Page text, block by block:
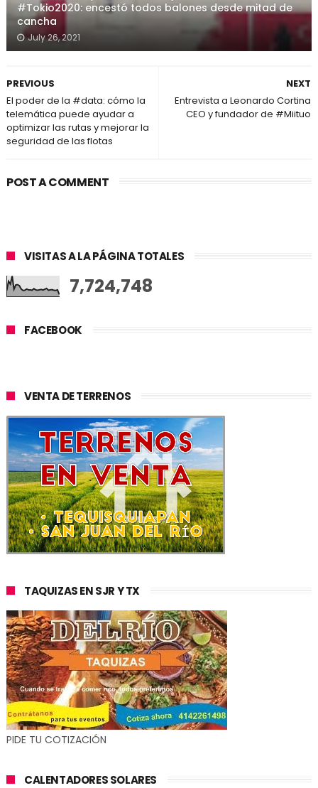
#Tokio2020: encestó todos balones desde mitad de
cancha
July 26, 2021
NEXT
Entrevista a Leonardo Cortina
CEO y fundador de #Miituo
PREVIOUS
El poder de la #data: cómo la
telemática puede ayudar a
optimizar las rutas y mejorar la
seguridad de las flotas
POST A COMMENT
VISITAS A LA PÁGINA TOTALES
7,724,748
FACEBOOK
VENTA DE TERRENOS
TAQUIZAS EN SJR Y TX
PIDE TU COTIZACIÓN
CALENTADORES SOLARES